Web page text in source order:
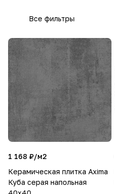
Все фильтры
1 168 ₽/м2
Керамическая плитка Axima
Куба серая напольная